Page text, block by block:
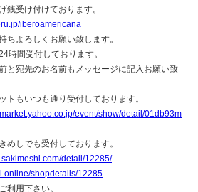
銭受け付けております。
iberoamericana
ちよろしくお願い致します。
時間受付しております。
と宛先のお名前もメッセージに記入お願い致
トもいつも通り受付しております。
event/show/detail/01db93m
めしでも受付しております。
detail/12285/
shopdetails/12285
利用下さい。